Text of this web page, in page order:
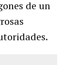
de un